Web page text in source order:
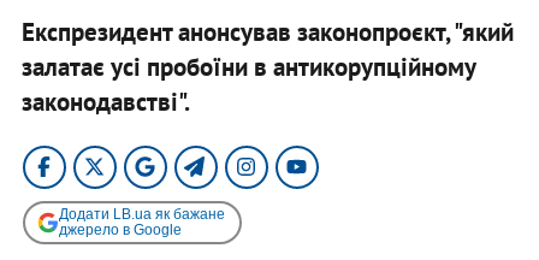
Експрезидент анонсував законопроєкт, "який
залатає усі пробоїни в антикорупційному
законодавстві".
Додати LB.ua як бажане
джерело в Google